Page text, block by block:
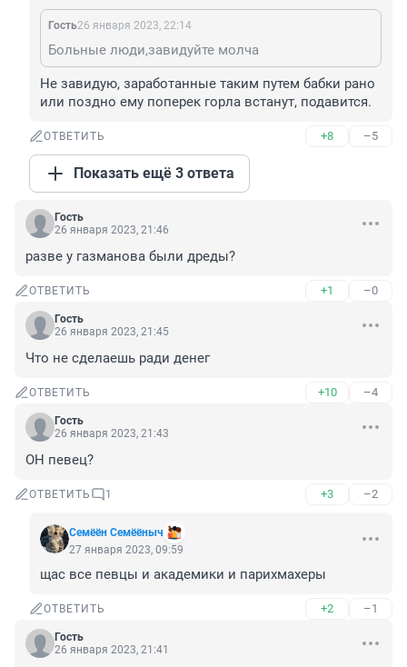
Гость26 января 2023, 22:14
Больные люди,завидуйте молча
Не завидую, заработанные таким путем бабки рано
или поздно ему поперек горла встанут, подавится.
ОТВЕТИТЬ +8 –5
Показать ещё 3 ответа
Гость
26 января 2023, 21:46
разве у газманова были дреды?
ОТВЕТИТЬ +1 –0
Гость
26 января 2023, 21:45
Что не сделаешь ради денег
ОТВЕТИТЬ +10 –4
Гость
26 января 2023, 21:43
ОН певец?
ОТВЕТИТЬ 1 +3 –2
Семёён Семёёныч
27 января 2023, 09:59
щас все певцы и академики и парихмахеры
ОТВЕТИТЬ +2 –1
Гость
26 января 2023, 21:41